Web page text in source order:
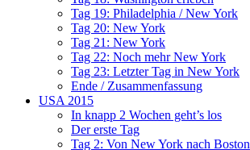
Tag 19: Philadelphia / New York
Tag 20: New York
Tag 21: New York
Tag 22: Noch mehr New York
Tag 23: Letzter Tag in New York
Ende / Zusammenfassung
USA 2015
In knapp 2 Wochen geht’s los
Der erste Tag
Tag 2: Von New York nach Boston